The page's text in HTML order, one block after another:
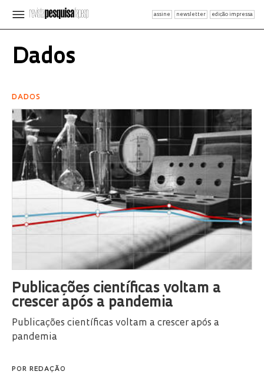
assine newsletter edição impressa
Dados
DADOS
Publicações científicas voltam a
crescer após a pandemia
Publicações científicas voltam a crescer após a
pandemia
POR REDAÇÃO